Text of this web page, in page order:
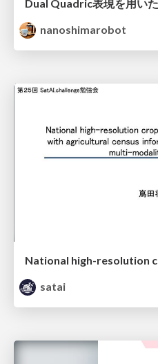
nanoshimarobot
satai